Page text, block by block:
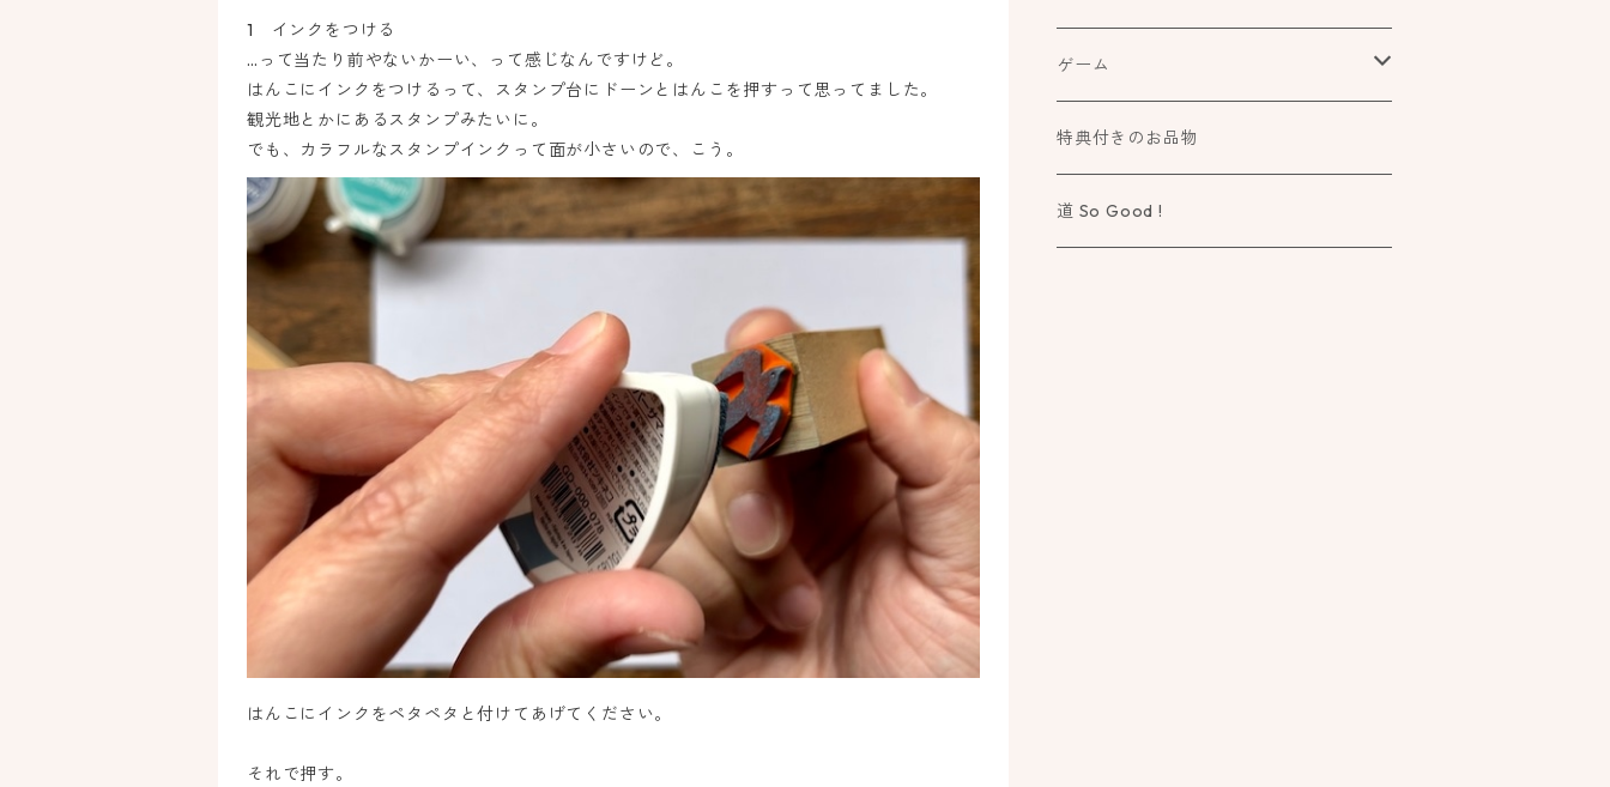
1 インクをつける
…って当たり前やないかーい、って感じなんですけど。
はんこにインクをつけるって、スタンプ台にドーンとはんこを押すって思ってました。
観光地とかにあるスタンプみたいに。
でも、カラフルなスタンプインクって面が小さいので、こう。
はんこにインクをペタペタと付けてあげてください。
それで押す。
だれかの考えごと
詩歌と会う
物語に飛びこむ
ブローチ
ミラー
文具
オスコラボ
カタチ×モヨウスタンプ
小さなカタチ×モヨウスタンプ
タカトモハンコ
ゲーム
Atelier Mimir
特典付きのお品物
道 So Good !